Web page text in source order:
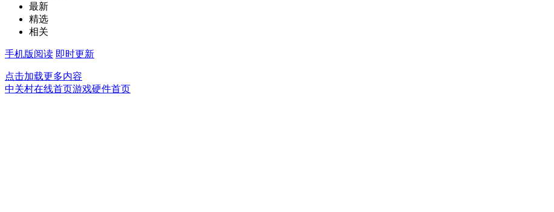
最新
精选
相关
手机版阅读 即时更新
点击加载更多内容
中关村在线首页游戏硬件首页